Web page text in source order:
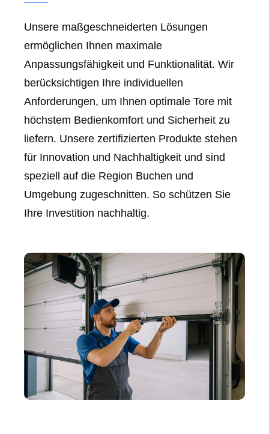
Unsere maßgeschneiderten Lösungen
ermöglichen Ihnen maximale
Anpassungsfähigkeit und Funktionalität. Wir
berücksichtigen Ihre individuellen
Anforderungen, um Ihnen optimale Tore mit
höchstem Bedienkomfort und Sicherheit zu
liefern. Unsere zertifizierten Produkte stehen
für Innovation und Nachhaltigkeit und sind
speziell auf die Region Buchen und
Umgebung zugeschnitten. So schützen Sie
Ihre Investition nachhaltig.